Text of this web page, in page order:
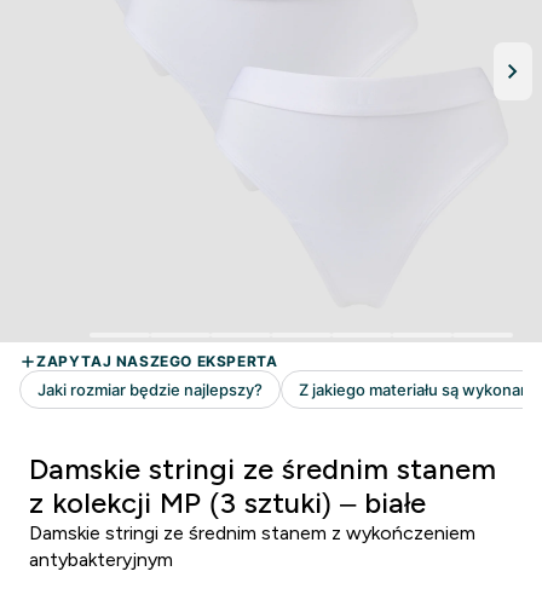
Damskie stringi ze średnim stanem
z kolekcji MP (3 sztuki) – białe
Damskie stringi ze średnim stanem z wykończeniem
antybakteryjnym